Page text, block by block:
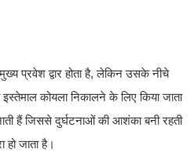
प्रवेश द्वार होता है, लेकिन उसके नीचे
कोयला निकालने के लिए किया जाता
हैं जिससे दुर्घटनाओं की आशंका बनी रहती
हो जाता है।